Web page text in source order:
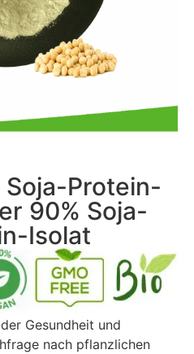
Soja-Protein-
90% Soja-
Isolat
Gesundheit und
nach pflanzlichen